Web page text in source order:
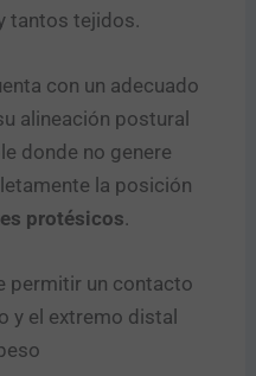
tantos tejidos.
con un adecuado
alineación postural
donde no genere
la posición
protésicos.
permitir un contacto
y el extremo distal